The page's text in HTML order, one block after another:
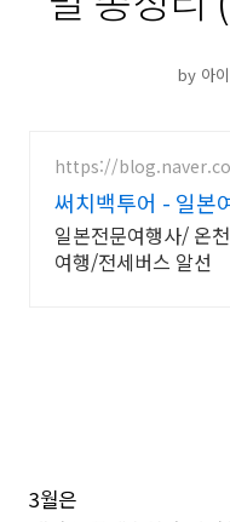
by 아
https://
써치백투어 - 일본
일본전문여행사/ 온
여행/전세버스 알선
3월은